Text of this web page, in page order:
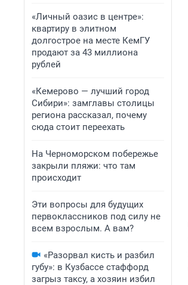
«Личный оазис в центре»:
квартиру в элитном
долгострое на месте КемГУ
продают за 43 миллиона
рублей
«Кемерово — лучший город
Сибири»: замглавы столицы
региона рассказал, почему
сюда стоит переехать
На Черноморском побережье
закрыли пляжи: что там
происходит
Эти вопросы для будущих
первоклассников под силу не
всем взрослым. А вам?
«Разорвал кисть и разбил
губу»: в Кузбассе стаффорд
загрыз таксу, а хозяин избил